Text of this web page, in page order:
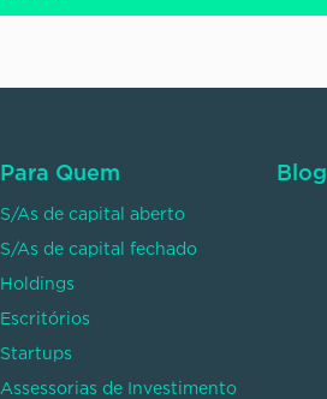
Para Quem
S/As de capital aberto
S/As de capital fechado
Holdings
Escritórios
Startups
Assessorias de Investimento
Blog